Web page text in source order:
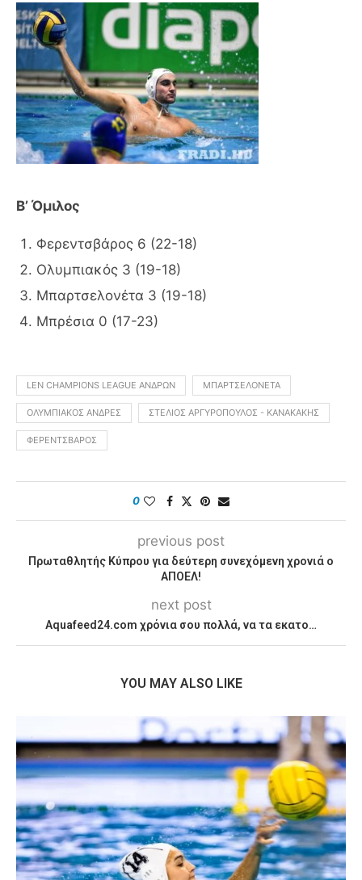
Β’ Όμιλος
Φερεντσβάρος 6 (22-18)
Ολυμπιακός 3 (19-18)
Μπαρτσελονέτα 3 (19-18)
Μπρέσια 0 (17-23)
LEN CHAMPIONS LEAGUE ΑΝΔΡΏΝ ΜΠΑΡΤΣΕΛΟΝΈΤΑ
ΟΛΥΜΠΙΑΚΌΣ ΆΝΔΡΕΣ ΣΤΈΛΙΟΣ ΑΡΓΥΡΌΠΟΥΛΟΣ - ΚΑΝΑΚΆΚΗΣ
ΦΕΡΕΝΤΣΒΆΡΟΣ
0
previous post
Πρωταθλητής Κύπρου για δεύτερη συνεχόμενη χρονιά ο
ΑΠΟΕΛ!
next post
Aquafeed24.com χρόνια σου πολλά, να τα εκατο…
YOU MAY ALSO LIKE